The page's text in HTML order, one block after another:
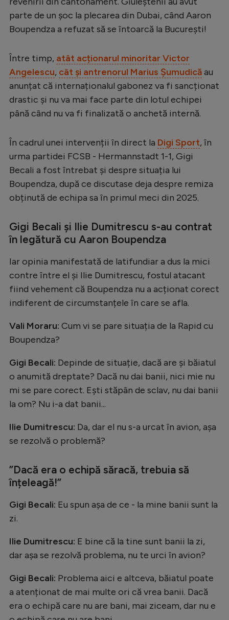
EURO 2024
Stranieri
Tenis
Handbal
Formula 1
Gimnastică
Auto
Ciclism
JO 2024
JO 2026
Creează cont
parte de un șoc la plecarea din Dubai, când Aaron
Boupendza a refuzat să se întoarcă la București!
Între timp, atât acționarul minoritar Victor
Angelescu, cât și antrenorul Marius Șumudicăau
anunțat că internaționalul gabonez va fi sancționat
drastic și nu va mai face parte din lotul echipei
până când nu va fi finalizată o anchetă internă.
În cadrul unei intervenții în direct la Digi Sport, în
urma partidei FCSB - Hermannstadt 1-1, Gigi
Becali a fost întrebat și despre situația lui
Boupendza, după ce discutase deja despre remiza
obținută de echipa sa în primul meci din 2025.
Gigi Becali și Ilie Dumitrescu s-au contrat
în legătură cu Aaron Boupendza
Iar opinia manifestată de latifundiar a dus la mici
contre între el și Ilie Dumitrescu, fostul atacant
fiind vehement că Boupendza nu a acționat corect
indiferent de circumstanțele în care se afla.
Vali Moraru: Cum vi se pare situația de la Rapid cu
Boupendza?
Gigi Becali: Depinde de situație, dacă are și băiatul
o anumită dreptate? Dacă nu dai banii, nici mie nu
mi se pare corect. Ești stăpân de sclav, nu dai banii
la om? Nu i-a dat banii...
Ilie Dumitrescu: Da, dar el nu s-a urcat în avion, așa
se rezolvă o problemă?
”Dacă era o echipă săracă, trebuia să
înțeleagă!”
Gigi Becali: Eu spun așa de ce - la mine banii sunt la
zi.
Ilie Dumitrescu: E bine că la tine sunt banii la zi,
dar așa se rezolvă problema, nu te urci în avion?
Gigi Becali: Problema aici e altceva, băiatul poate
a atenționat de mai multe ori că vrea banii. Dacă
era o echipă care nu are bani, mai ziceam, dar nu e